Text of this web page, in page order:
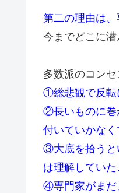
第二の理由は
今までどこに
多数派のコン
①総悲観で反転
②長いものに巻
付いていかな
③大底を拾うと
は理解していた
④専門家がまだ